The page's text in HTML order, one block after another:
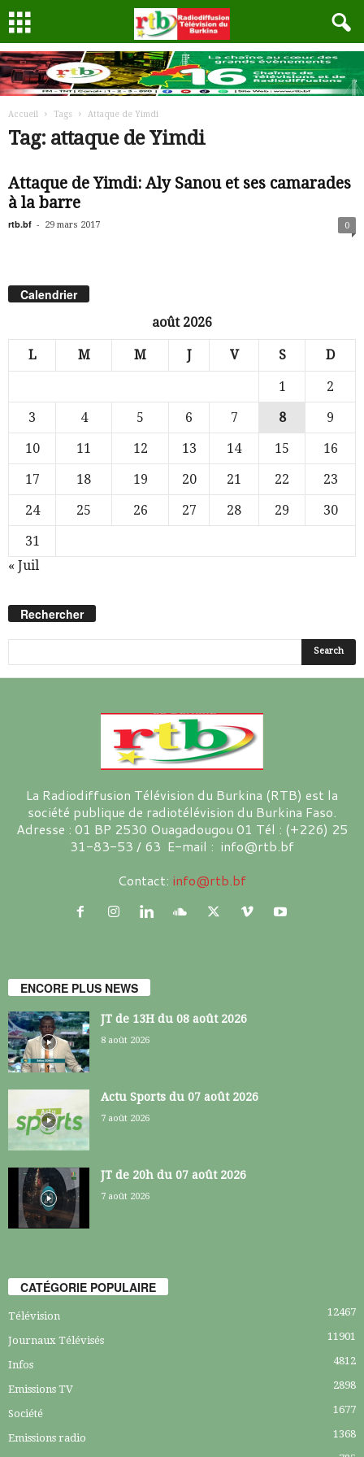
Accueil Tags Attaque de Yimdi
Tag: attaque de Yimdi
Attaque de Yimdi: Aly Sanou et ses camarades
à la barre
rtb.bf - 29 mars 2017 0
Calendrier
août 2026
L M M J V S D
1
2
3
4 5 6 7 8
9
10
11 12 13 14 15
16
17
18 19 20 21 22
23
24
25 26 27 28 29
30
31
« Juil
Rechercher
La Radiodiffusion Télévision du Burkina (RTB) est la
société publique de radiotélévision du Burkina Faso.
Adresse : 01 BP 2530 Ouagadougou 01 Tél : (+226) 25
31-83-53 / 63 E-mail : info@rtb.bf
Contact: info@rtb.bf
ENCORE PLUS NEWS
JT de 13H du 08 août 2026
8 août 2026
Actu Sports du 07 août 2026
7 août 2026
JT de 20h du 07 août 2026
7 août 2026
CATÉGORIE POPULAIRE
Télévision 12467
Journaux Télévisés 11901
Infos 4812
Emissions TV 2898
Société 1677
Emissions radio 1368